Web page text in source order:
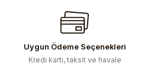
pahalı.
olmalı.
Uygun Ödeme Seçenekleri
Kredi kartı, taksit ve havale